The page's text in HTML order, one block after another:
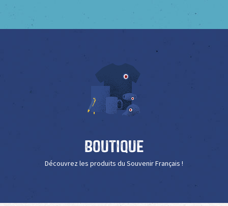
Boutique
Découvrez les produits du Souvenir Français !